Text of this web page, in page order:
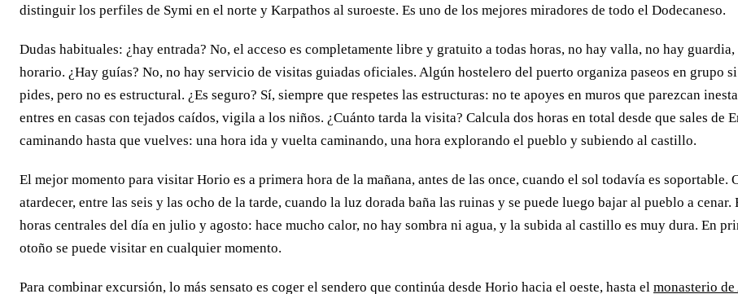
distinguir los perfiles de Symi en el norte y Karpathos al suroeste. Es uno de los mejores miradores de todo el Dodecaneso.
Dudas habituales: ¿hay entrada? No, el acceso es completamente libre y gratuito a todas horas, no hay valla, no hay
horario. ¿Hay guías? No, no hay servicio de visitas guiadas oficiales. Algún hostelero del puerto organiza paseos en grupo
pides, pero no es estructural. ¿Es seguro? Sí, siempre que respetes las estructuras: no te apoyes en muros que parezcan
entres en casas con tejados caídos, vigila a los niños. ¿Cuánto tarda la visita? Calcula dos horas en total desde que sales de
caminando hasta que vuelves: una hora ida y vuelta caminando, una hora explorando el pueblo y subiendo al castillo.
El mejor momento para visitar Horio es a primera hora de la mañana, antes de las once, cuando el sol todavía es soportable.
atardecer, entre las seis y las ocho de la tarde, cuando la luz dorada baña las ruinas y se puede luego bajar al pueblo a cenar.
horas centrales del día en julio y agosto: hace mucho calor, no hay sombra ni agua, y la subida al castillo es muy dura. En
otoño se puede visitar en cualquier momento.
Para combinar excursión, lo más sensato es coger el sendero que continúa desde Horio hacia el oeste, hasta el monasterio de